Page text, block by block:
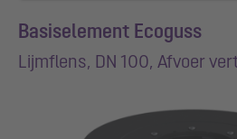
Basiselement Ecoguss
Lijmflens, DN 100, Afvoer